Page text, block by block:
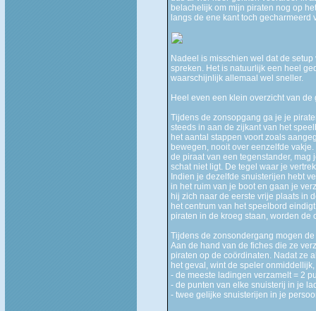
belachelijk om mijn piraten nog op
langs de ene kant toch gecharmeerd
Nadeel is misschien wel dat de
spreken. Het is natuurlijk een heel
waarschijnlijk allemaal wel sneller.
Heel even een klein overzicht van
Tijdens de zonsopgang ga je je
steeds in aan de zijkant van het
het aantal stappen voort zoals
bewegen, nooit over eenzelfde
de piraat van een tegenstander,
schat niet ligt. De tegel waar je
Indien je dezelfde snuisterijen hebt
in het ruim van je boot en gaan je
hij zich naar de eerste vrije plaats in
het centrum van het speelbord
piraten in de kroeg staan, worden de
Tijdens de zonsondergang mogen
Aan de hand van de fiches die ze
piraten op de coördinaten. Nadat ze
het geval, wint de speler
- de meeste ladingen verzamelt = 2
- de punten van elke snuisterij in je
- twee gelijke snuisterijen in je